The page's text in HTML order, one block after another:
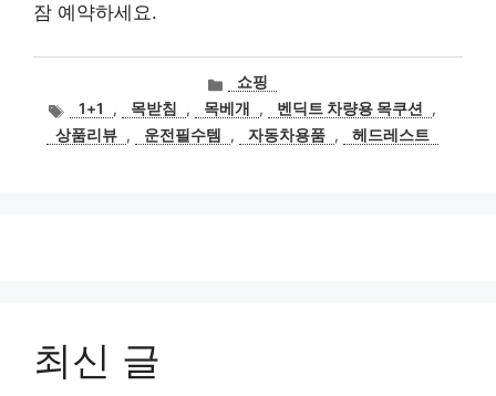
잠 예약하세요.
카
테
고
리
쇼핑
태
그
1+1 , 목받침 , 목베개 , 벤딕트 차량용 목쿠션
,
상품리뷰 , 운전필수템 , 자동차용품 , 헤드레스트
최신 글